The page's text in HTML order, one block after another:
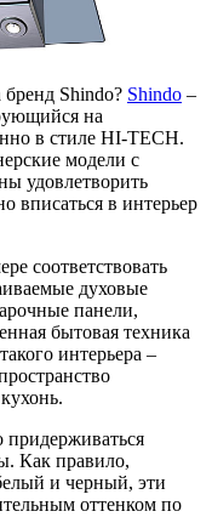
Shindo? Shindo –
на
в стиле HI-TECH.
модели с
удовлетворить
вписаться в интерьер
соответствовать
духовые
панели,
бытовая техника
интерьера –
Как правило,
и черный, эти
оттенком по